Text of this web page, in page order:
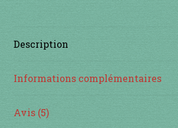
GUIMBARDES
INSTRUMENTS DIVERS
je suis confirmé
Description
Informations complémentaires
Avis (5)